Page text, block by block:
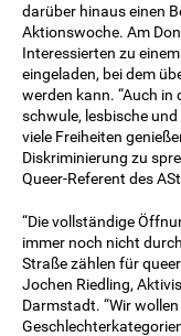
darüber hinaus einen
Aktionswoche. Am
Interessierten zu
eingeladen, bei dem
werden kann. “Auch in
schwule, lesbische
viele Freiheiten
Diskriminierung zu
Queer-Referent des
“Die vollständige
immer noch nicht
Straße zählen für
Jochen Riedling,
Darmstadt. “Wir